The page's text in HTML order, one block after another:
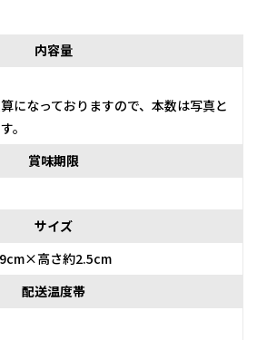
内容量
になっておりますので、本数は写真と
。
賞味期限
サイズ
高さ約2.5cm
配送温度帯